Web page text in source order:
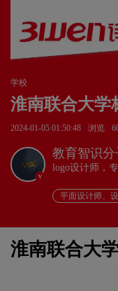
学校
淮南联合大学
2024-01-05 01:50:48 浏览
v
教育智识分
logo设计师，
平面设计师、
淮南联合大